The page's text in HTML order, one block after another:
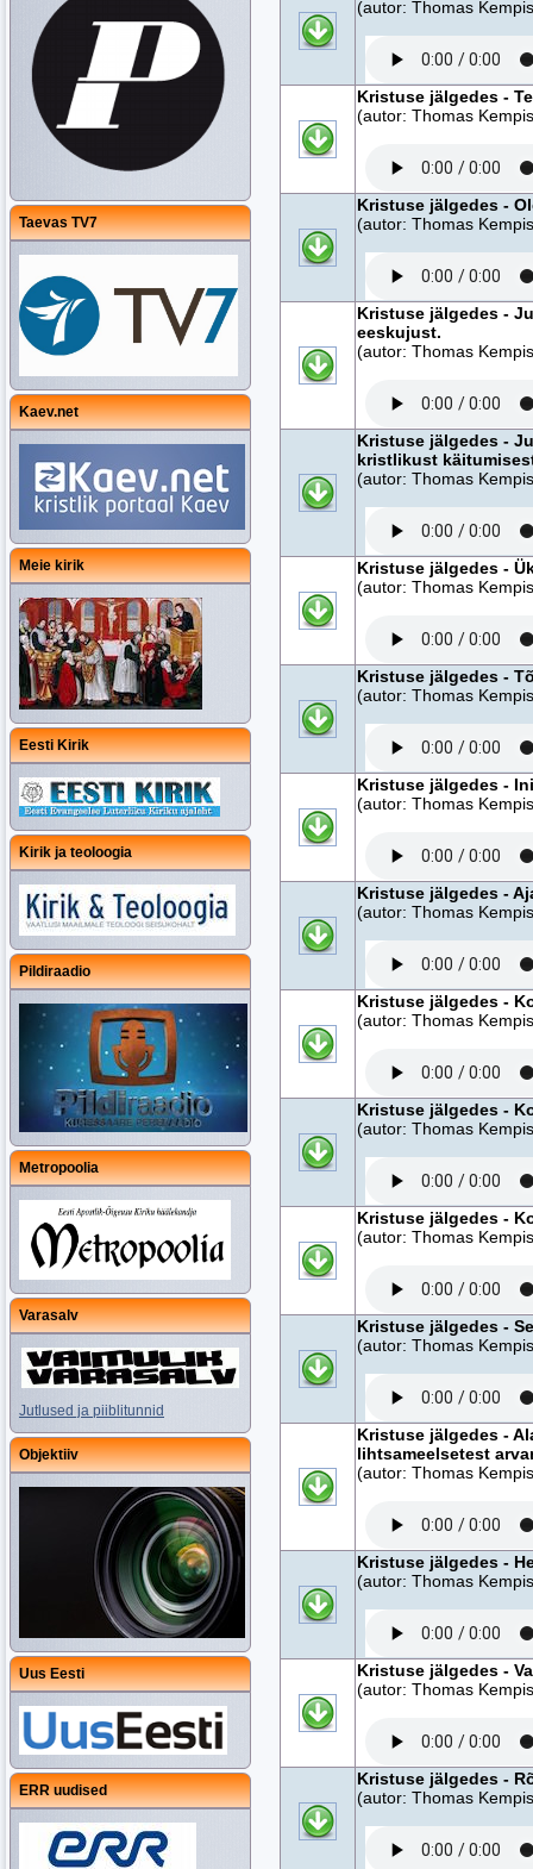
Taevas TV7
Kaev.net
Meie kirik
Eesti Kirik
Kirik ja teoloogia
Pildiraadio
Metropoolia
Varasalv
Jutlused ja piiblitunnid
Objektiiv
Uus Eesti
ERR uudised
(autor: Thomas
Kristuse jälgedes -
(autor: Thomas
Kristuse jälgedes -
(autor: Thomas
Kristuse jälgedes -
eeskujust.
(autor: Thomas
Kristuse jälgedes -
kristlikust
(autor: Thomas
Kristuse jälgedes -
(autor: Thomas
Kristuse jälgedes -
(autor: Thomas
Kristuse jälgedes -
(autor: Thomas
Kristuse jälgedes -
(autor: Thomas
Kristuse jälgedes -
(autor: Thomas
Kristuse jälgedes -
(autor: Thomas
Kristuse jälgedes -
(autor: Thomas
Kristuse jälgedes -
(autor: Thomas
Kristuse jälgedes -
lihtsameelsetest
(autor: Thomas
Kristuse jälgedes -
(autor: Thomas
Kristuse jälgedes -
(autor: Thomas
Kristuse jälgedes -
(autor: Thomas